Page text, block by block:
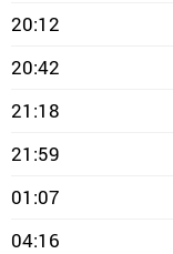
20:12
20:42
21:18
21:59
01:07
04:16